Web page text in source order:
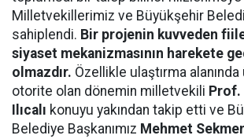
Milletvekillerimiz ve Büyükşehir
sahiplendi. Bir projenin kuvveden
siyaset mekanizmasının harekete
olmazdır. Özellikle ulaştırma
otorite olan dönemin milletvekili Prof.
Ilıcalı konuyu yakından takip etti ve
Belediye Başkanımız Mehmet